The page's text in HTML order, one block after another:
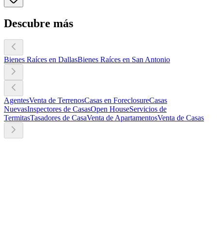
Descubre más
Bienes Raíces en DallasBienes Raíces en San Antonio
AgentesVenta de TerrenosCasas en ForeclosureCasas
NuevasInspectores de CasasOpen HouseServicios de
TermitasTasadores de CasaVenta de ApartamentosVenta de Casas